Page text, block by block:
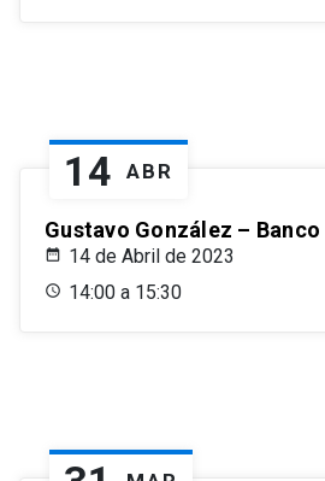
14 ABR
Gustavo González –
14 de Abril de 2023
14:00 a 15:30